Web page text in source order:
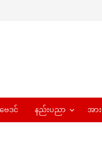
ဗေဒင် နည်းပညာ အာ